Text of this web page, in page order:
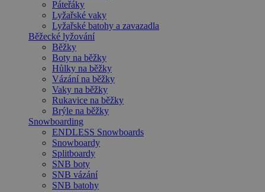
Páteřáky
Lyžařské vaky
Lyžařské batohy a zavazadla
Běžecké lyžování
Běžky
Boty na běžky
Hůlky na běžky
Vázání na běžky
Vaky na běžky
Rukavice na běžky
Brýle na běžky
Snowboarding
ENDLESS Snowboards
Snowboardy
Splitboardy
SNB boty
SNB vázání
SNB batohy